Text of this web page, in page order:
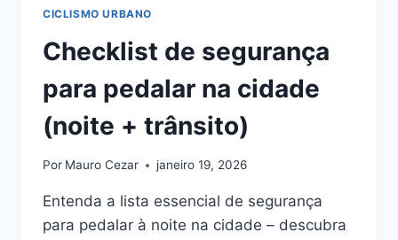
CICLISMO URBANO
Checklist de segurança
para pedalar na cidade
(noite + trânsito)
Por Mauro Cezar janeiro 19, 2026
Entenda a lista essencial de segurança
para pedalar à noite na cidade – descubra